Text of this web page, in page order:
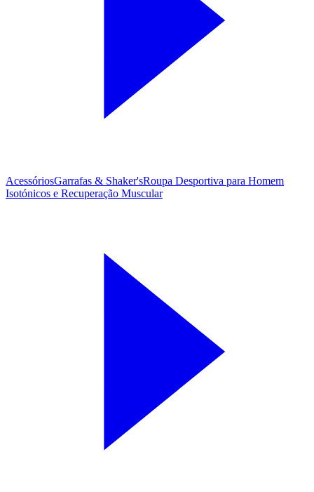
AcessóriosGarrafas & Shaker'sRoupa Desportiva para Homem
Isotónicos e Recuperação Muscular